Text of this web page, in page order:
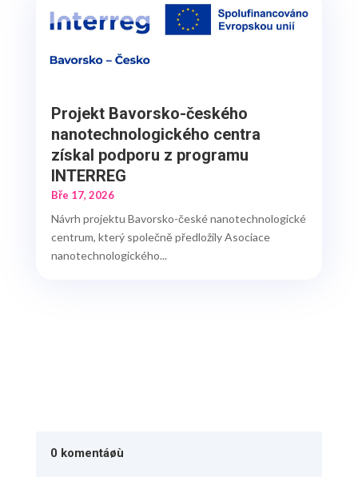
Projekt Bavorsko-českého
nanotechnologického centra
získal podporu z programu
INTERREG
Bře 17, 2026
Návrh projektu Bavorsko-české nanotechnologické
centrum, který společně předložily Asociace
nanotechnologického...
0 komentáøù